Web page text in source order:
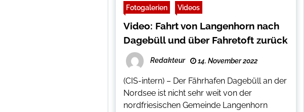
Fotogalerien Videos
Video: Fahrt von Langenhorn nach
Dagebüll und über Fahretoft zurück
Redakteur 14. November 2022
(CIS-intern) – Der Fährhafen Dagebüll an der
Nordsee ist nicht sehr weit von der
nordfriesischen Gemeinde Langenhorn